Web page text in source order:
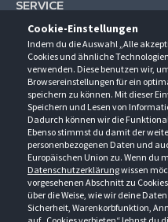
Cookie-Einstellungen
Indem du die Auswahl „Alle
Cookies und ähnliche
verwenden. Diese benutzen wir,
Browsereinstellungen für ein
speichern zu können. Mit dieser
Speichern und Lesen von
Dadurch können wir die
Ebenso stimmst du damit der
personenbezogenen Daten und
Europäischen Union zu. Wenn du
Datenschutzerklärungwissen
vorgesehenen Abschnitt zu
über die Weise, wie wir deine
Sicherheit, Warenkorbfunktion,
SERVICE
Hilfe und Information
Fragen und Antworten (FAQ)
Kontakt
Newsletter
Events
Downloads
Kataloge
UNTERNEHMEN
Über uns
Anfahrt
Ansprechpartner
Außendienstbesuch
Jobs & Ausbildung
Retouren/Reklamationen
KONTAKT
Gröner-Schulze GmbH
Sarirstraße 5
12529 Schönefeld
Berlin-Schönefeld: +49 30 68
Saerbeck: +49 2574 88750-0
Weißenhorn: +49 731 3982-0
ÖFFNUNGSZEITEN
Montag - Donnerstag
9:00 -
Freitag
9:00 -
FOLGE UNS